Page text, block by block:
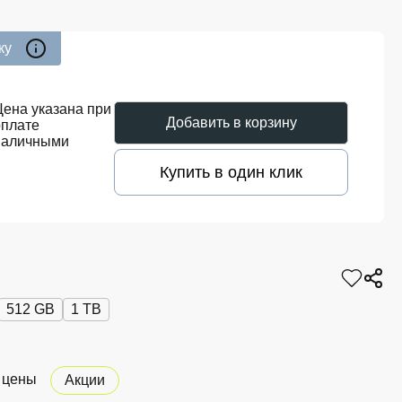
указана при
Добавить в корзину
Купить в один клик
512 GB 1 TB
цены Акции